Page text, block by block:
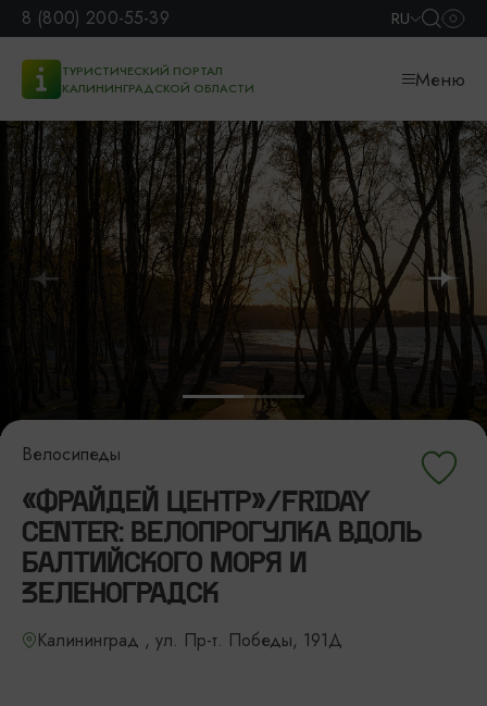
8 (800) 200-55-39 RU
ТУРИСТИЧЕСКИЙ ПОРТАЛ
КАЛИНИНГРАДСКОЙ ОБЛАСТИ
Меню
Велосипеды
«ФРАЙДЕЙ ЦЕНТР»/FRIDAY
CENTER: ВЕЛОПРОГУЛКА ВДОЛЬ
БАЛТИЙСКОГО МОРЯ И
ЗЕЛЕНОГРАДСК
Калининград , ул. Пр-т. Победы, 191Д